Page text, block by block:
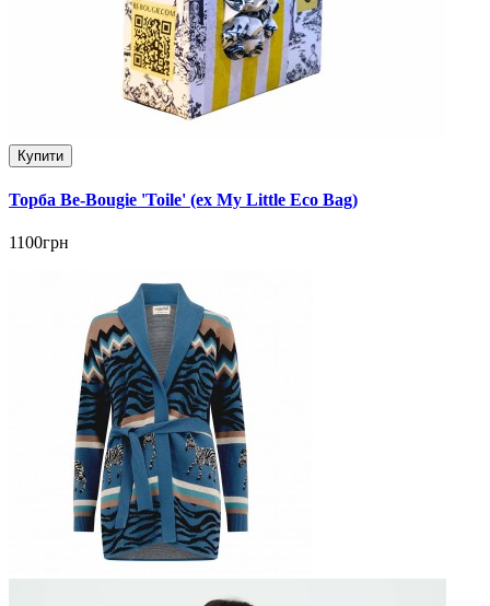
Купити
Торба Be-Bougie 'Toile' (ex My Little Eco Bag)
1100грн